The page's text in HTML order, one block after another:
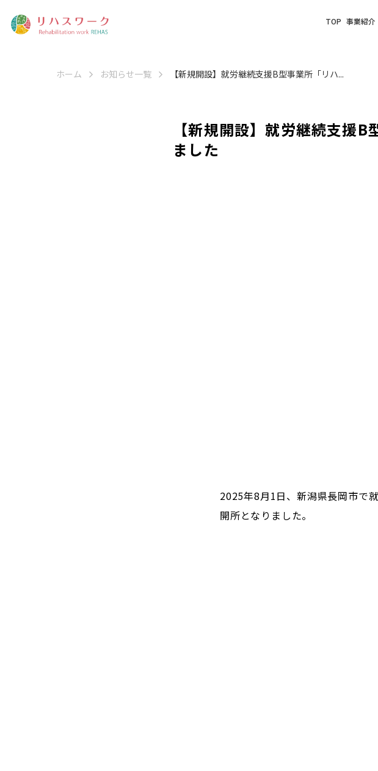
TOP 事業紹介
ホーム お知らせ一覧 【新規開設】就労継続支援B型事業所「リハ...
【新規開設】就労継続支援
ました
2025年8月1日、新潟県長岡市で
開所となりました。